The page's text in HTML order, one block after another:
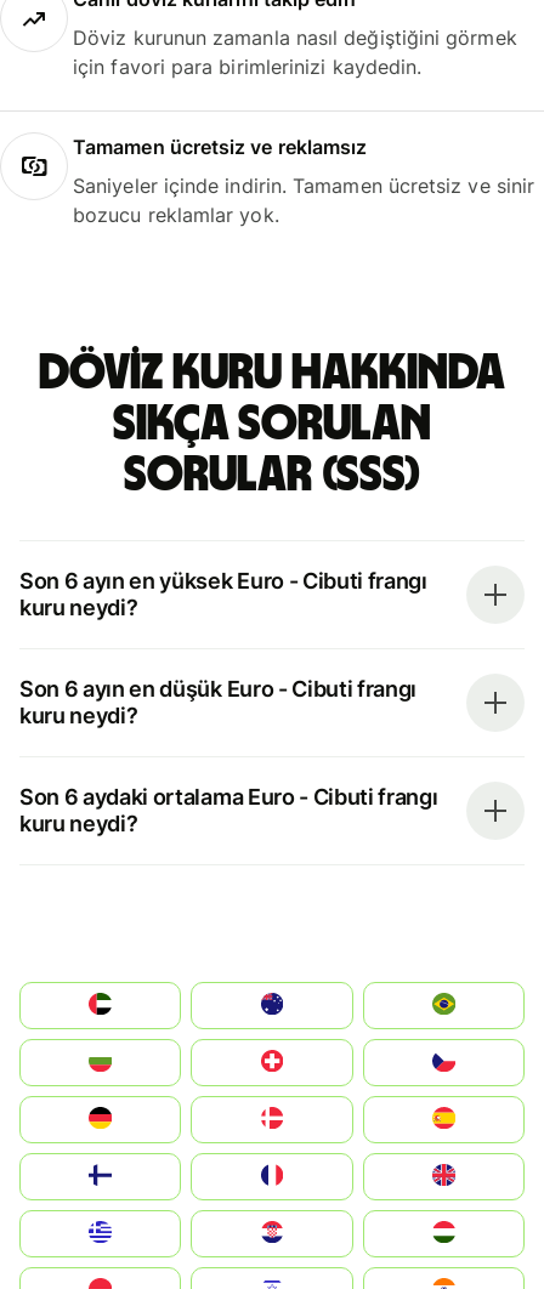
Döviz kurunun zamanla nasıl değiştiğini görmek
için favori para birimlerinizi kaydedin.
Tamamen ücretsiz ve reklamsız
Saniyeler içinde indirin. Tamamen ücretsiz ve sinir
bozucu reklamlar yok.
döviz kuru hakkında
sıkça sorulan
sorular (SSS)
Son 6 ayın en yüksek Euro - Cibuti frangı
kuru neydi?
Son 6 ayın en düşük Euro - Cibuti frangı
kuru neydi?
Son 6 aydaki ortalama Euro - Cibuti frangı
kuru neydi?
الإمارات العربية المتحدة
Switzerland
Deutschland
United Kingdom
Magyarország